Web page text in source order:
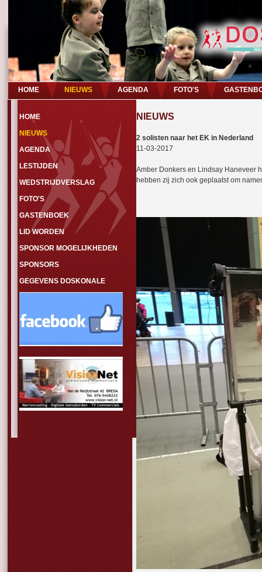
HOME NIEUWS AGENDA FOTO'S
HOME
NIEUWS
AGENDA
LESTIJDEN
WEDSTRIJDVERSLAG
FOTO'S
GASTENBOEK
LID WORDEN
SPONSOR MOGELIJKHEDEN
SPONSORS
GEGEVENS DOSKONALE
NIEUWS
2 solisten naar het EK in Nederland
11-03-2017
Amber Donkers en Lindsay Haneveer
hebben zij zich ook geplaatst om